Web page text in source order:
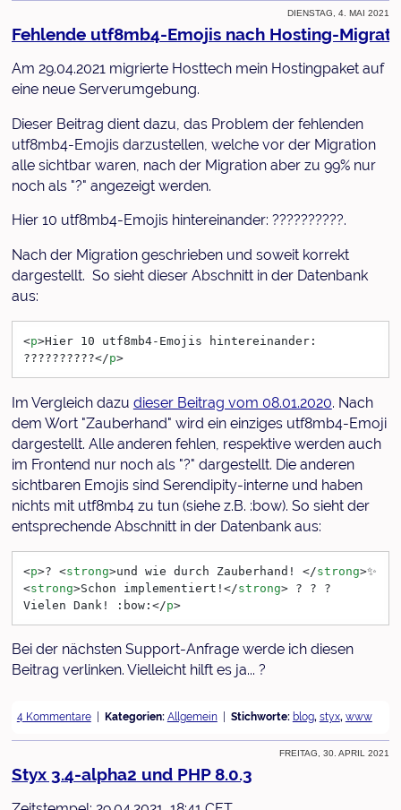
Dienstag, 4. Mai 2021
Fehlende utf8mb4-Emojis nach Hosting-
Am 29.04.2021 migrierte Hosttech mein Hostingpaket auf
eine neue Serverumgebung.
Dieser Beitrag dient dazu, das Problem der fehlenden
utf8mb4-Emojis darzustellen, welche vor der Migration
alle sichtbar waren, nach der Migration aber zu 99% nur
noch als "?" angezeigt werden.
Hier 10 utf8mb4-Emojis hintereinander: ??????????.
Nach der Migration geschrieben und soweit korrekt
dargestellt. So sieht dieser Abschnitt in der Datenbank
aus:
<p>Hier 10 utf8mb4-Emojis hintereinander:
??????????</p>
Im Vergleich dazu dieser Beitrag vom 08.01.2020. Nach
dem Wort "Zauberhand" wird ein einziges utf8mb4-Emoji
dargestellt. Alle anderen fehlen, respektive werden auch
im Frontend nur noch als "?" dargestellt. Die anderen
sichtbaren Emojis sind Serendipity-interne und haben
nichts mit utf8mb4 zu tun (siehe z.B. :bow). So sieht der
entsprechende Abschnitt in der Datenbank aus:
<p>? <strong>und wie durch Zauberhand! </strong>
<strong>Schon implementiert! </strong> ? ? ?
Vielen Dank! :bow: </p>
Bei der nächsten Support-Anfrage werde ich diesen
Beitrag verlinken. Vielleicht hilft es ja... ?
4 Kommentare Kategorien: Allgemein Stichworte: blog, styx, www
Freitag, 30. April 2021
Styx 3.4-alpha2 und PHP 8.0.3